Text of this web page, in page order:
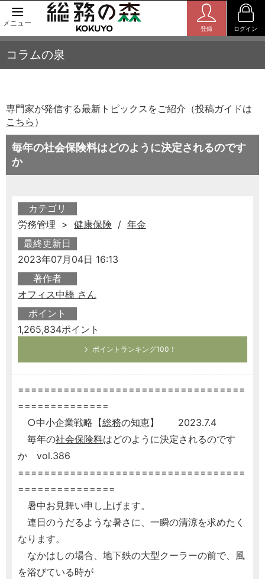
メニュー
登録 ログイン
コラムの泉
専門家が発信する最新トピックスをご紹介（投稿ガイドは
こちら ）
毎年の社会保険料はどのように決定されるのです
か
カテゴリ
労務管理 > 健康保険 / 年金
最終更新日
2023年07月04日 16:13
著作者
オフィス中橋 さん
ポイント
1,265,834ポイント
ポイントランキング100！
===================================
==============
○中小企業戦略【総務の知恵】 2023.7.4
毎年の社会保険料はどのように決定されるのです
か vol.386
===================================
===============
暑中お見舞い申し上げます。
連日のうだるような暑さに、一瞬の清涼を求めたく
なります。
なかはしの場合、地下鉄の大型クーラーの前で、風
を浴びている時が